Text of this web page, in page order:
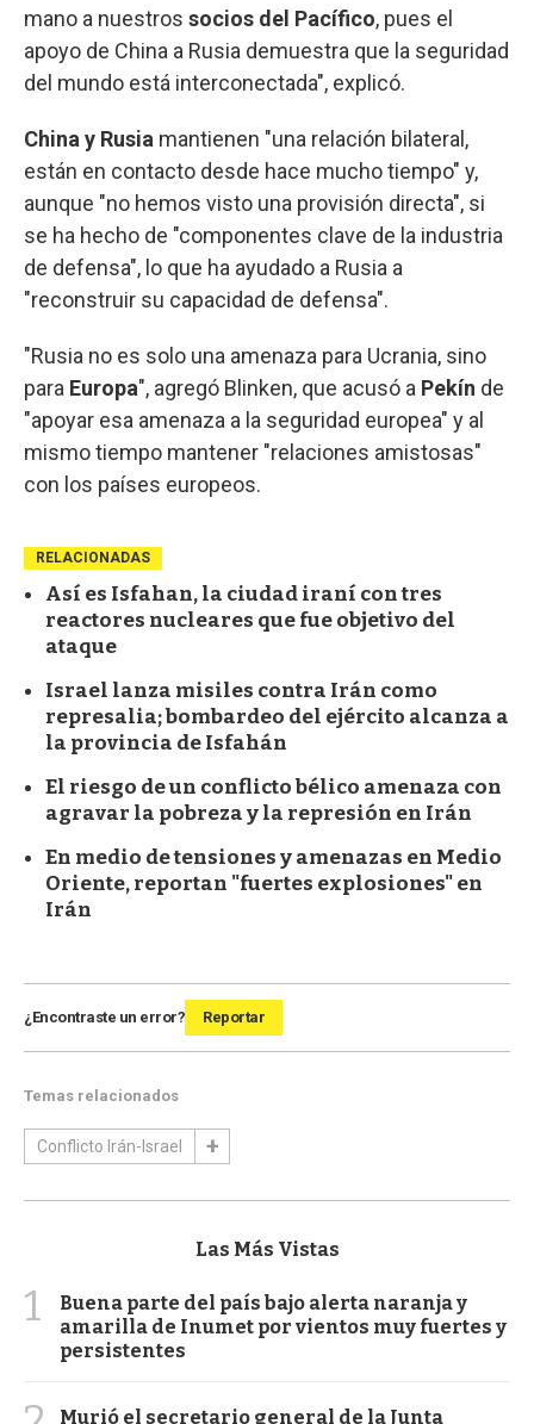
mano a nuestros socios del Pacífico, pues el
apoyo de China a Rusia demuestra que la seguridad
del mundo está interconectada", explicó.
China y Rusia mantienen "una relación bilateral,
están en contacto desde hace mucho tiempo" y,
aunque "no hemos visto una provisión directa", si
se ha hecho de "componentes clave de la industria
de defensa", lo que ha ayudado a Rusia a
"reconstruir su capacidad de defensa".
"Rusia no es solo una amenaza para Ucrania, sino
para Europa", agregó Blinken, que acusó a Pekín de
"apoyar esa amenaza a la seguridad europea" y al
mismo tiempo mantener "relaciones amistosas"
con los países europeos.
RELACIONADAS
Así es Isfahan, la ciudad iraní con tres
reactores nucleares que fue objetivo del
ataque
Israel lanza misiles contra Irán como
represalia; bombardeo del ejército alcanza a
la provincia de Isfahán
El riesgo de un conflicto bélico amenaza con
agravar la pobreza y la represión en Irán
En medio de tensiones y amenazas en Medio
Oriente, reportan "fuertes explosiones" en
Irán
¿Encontraste un error? Reportar
Temas relacionados
Conflicto Irán-Israel
Las Más Vistas
1
Buena parte del país bajo alerta naranja y
amarilla de Inumet por vientos muy fuertes y
persistentes
Murió el secretario general de la Junta